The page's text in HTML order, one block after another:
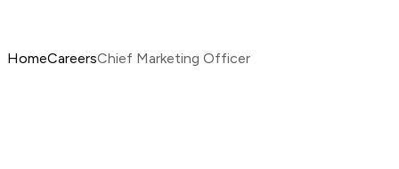
HomeCareersChief Marketing Officer